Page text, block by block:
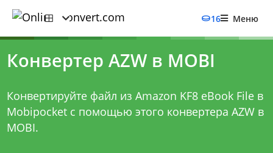
16 Меню
Конвертер AZW в MOBI
Конвертируйте файл из Amazon KF8 eBook File в
Mobipocket с помощью этого конвертера AZW в
MOBI.